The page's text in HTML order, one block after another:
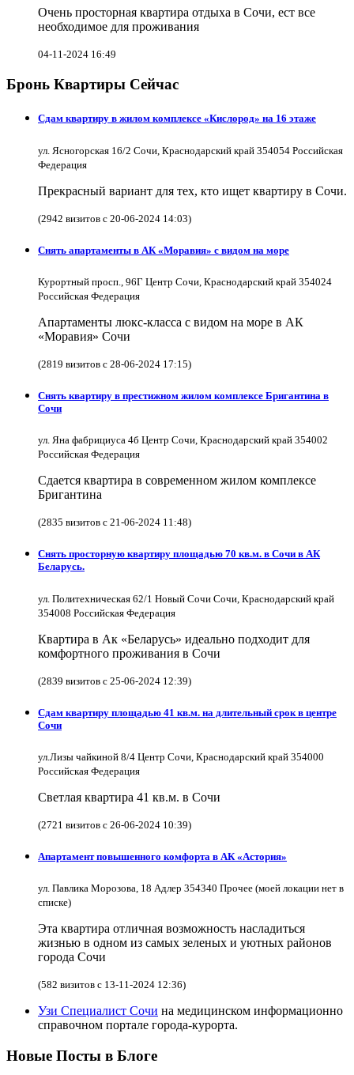
Очень просторная квартира отдыха в Сочи, ест все
необходимое для проживания
04-11-2024 16:49
Бронь Квартиры Сейчас
Сдам квартиру в жилом комплексе «Кислород» на 16 этаже
ул. Ясногорская 16/2 Сочи, Краснодарский край 354054 Российская
Федерация
Прекрасный вариант для тех, кто ищет квартиру в Сочи.
(2942 визитов с 20-06-2024 14:03)
Снять апартаменты в АК «Моравия» с видом на море
Курортный просп., 96Г Центр Сочи, Краснодарский край 354024
Российская Федерация
Апартаменты люкс-класса с видом на море в АК
«Моравия» Сочи
(2819 визитов с 28-06-2024 17:15)
Снять квартиру в престижном жилом комплексе Бригантина в
Сочи
ул. Яна фабрициуса 4б Центр Сочи, Краснодарский край 354002
Российская Федерация
Сдается квартира в современном жилом комплексе
Бригантина
(2835 визитов с 21-06-2024 11:48)
Снять просторную квартиру площадью 70 кв.м. в Сочи в АК
Беларусь.
ул. Политехническая 62/1 Новый Сочи Сочи, Краснодарский край
354008 Российская Федерация
Квартира в Ак «Беларусь» идеально подходит для
комфортного проживания в Сочи
(2839 визитов с 25-06-2024 12:39)
Сдам квартиру площадью 41 кв.м. на длительный срок в центре
Сочи
ул.Лизы чайкиной 8/4 Центр Сочи, Краснодарский край 354000
Российская Федерация
Светлая квартира 41 кв.м. в Сочи
(2721 визитов с 26-06-2024 10:39)
Апартамент повышенного комфорта в АК «Астория»
ул. Павлика Морозова, 18 Адлер 354340 Прочее (моей локации нет в
списке)
Эта квартира отличная возможность насладиться
жизнью в одном из самых зеленых и уютных районов
города Сочи
(582 визитов с 13-11-2024 12:36)
Узи Специалист Сочи на медицинском информационно
справочном портале города-курорта.
Новые Посты в Блоге